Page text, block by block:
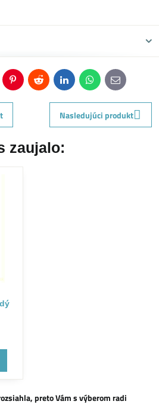
PinterestReddit LinkedInWhatsApp
E-
mail
Nasledujúci produkt
zaujalo:
preto Vám s výberom radi